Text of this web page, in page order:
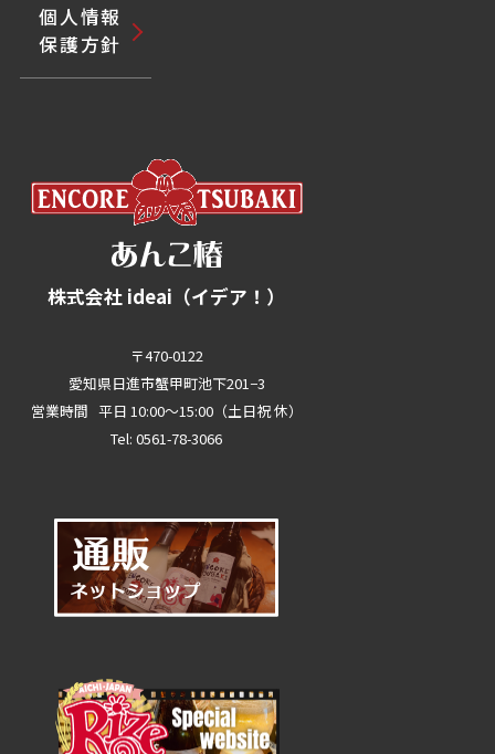
個人情報
保護方針
株式会社 ideai（イデア！）
〒470-0122
愛知県日進市蟹甲町池下201−3
営業時間 平日 10:00～15:00（土日祝 休）
Tel: 0561-78-3066